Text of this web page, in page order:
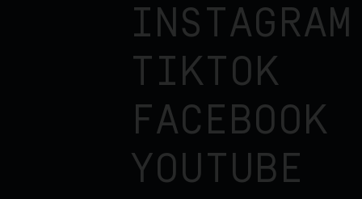
INSTAGRAM
TIKTOK
FACEBOOK
YOUTUBE